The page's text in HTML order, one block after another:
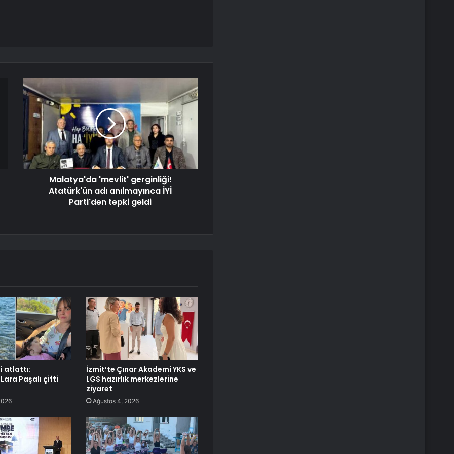
Malatya'da 'mevlit' gerginliği!
Atatürk'ün adı anılmayınca İYİ
Parti'den tepki geldi
atlattı:
Paşalı çifti
İzmit’te Çınar Akademi YKS ve
LGS hazırlık merkezlerine
ziyaret
Ağustos 4, 2026